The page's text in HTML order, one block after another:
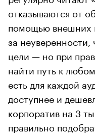
отказываются от
помощью внешних
за
цели — но при
найти путь к
есть для каждой
доступнее и
корпоратив на 3
правильно